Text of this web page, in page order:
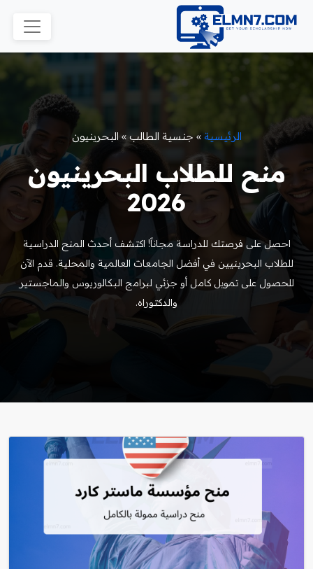
الرئيسية » جنسية الطالب»البحرينيون
منح للطلاب البحرينيون
2026
احصل على فرصتك للدراسة مجاناً! اكتشف أحدث المنح الدراسية
للطلاب البحرينيين في أفضل الجامعات العالمية والمحلية. قدم الآن
للحصول على تمويل كامل أو جزئي لبرامج البكالوريوس والماجستير
والدكتوراه.